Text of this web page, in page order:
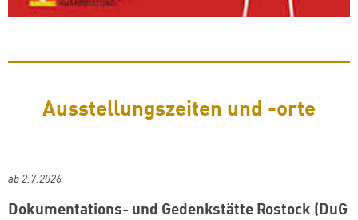
Ausstellungszeiten und -orte
ab 2.7.2026
Dokumentations- und Gedenkstätte Rostock (DuG